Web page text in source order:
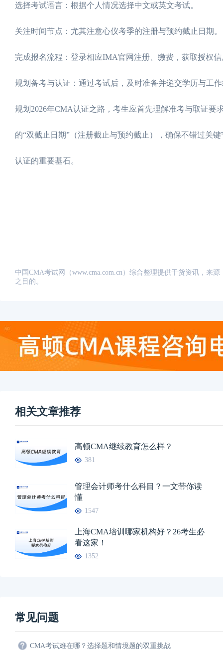
选择考试语言：根据个人情况选择中文或英文考试。
关注时间节点：尤其注意心仪考季的注册与预约截止日期。
完成报名流程：登录相应IMA官网注册、缴费，获取授权
规划备考与认证：通过考试后，及时准备并递交学历与工
规划2026年CMA认证之路，考生应首先理解准考与取证
的“双截止日期”（注册截止与预约截止），确保不错过关
认证的重要基石。
中国CMA考试网（www.cma.com.cn）综合整理提供干货资讯，来
之目的。
相关文章推荐
高顿CMA继续教育怎么样？
381
管理会计师考什么科目？一文带你读
懂
1547
上海CMA培训哪家机构好？26考生必
看这家！
1352
常见问题
CMA考试难在哪？选择题和情境题的双重挑战